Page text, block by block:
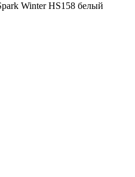
Winter HS158 белый